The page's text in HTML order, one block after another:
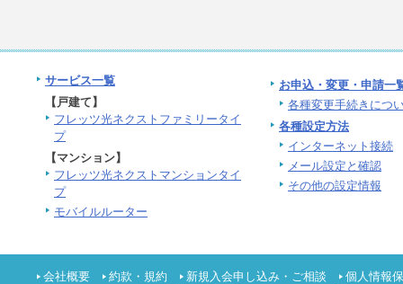
サービス一覧
【戸建て】
フレッツ光ネクストファミリータイ
プ
【マンション】
フレッツ光ネクストマンションタイ
プ
モバイルルーター
お申込・変更・申請一
各種変更手続きにつ
各種設定方法
インターネット接続
メール設定と確認
その他の設定情報
会社概要 約款・規約 新規入会申し込み・ご相談
個人情報